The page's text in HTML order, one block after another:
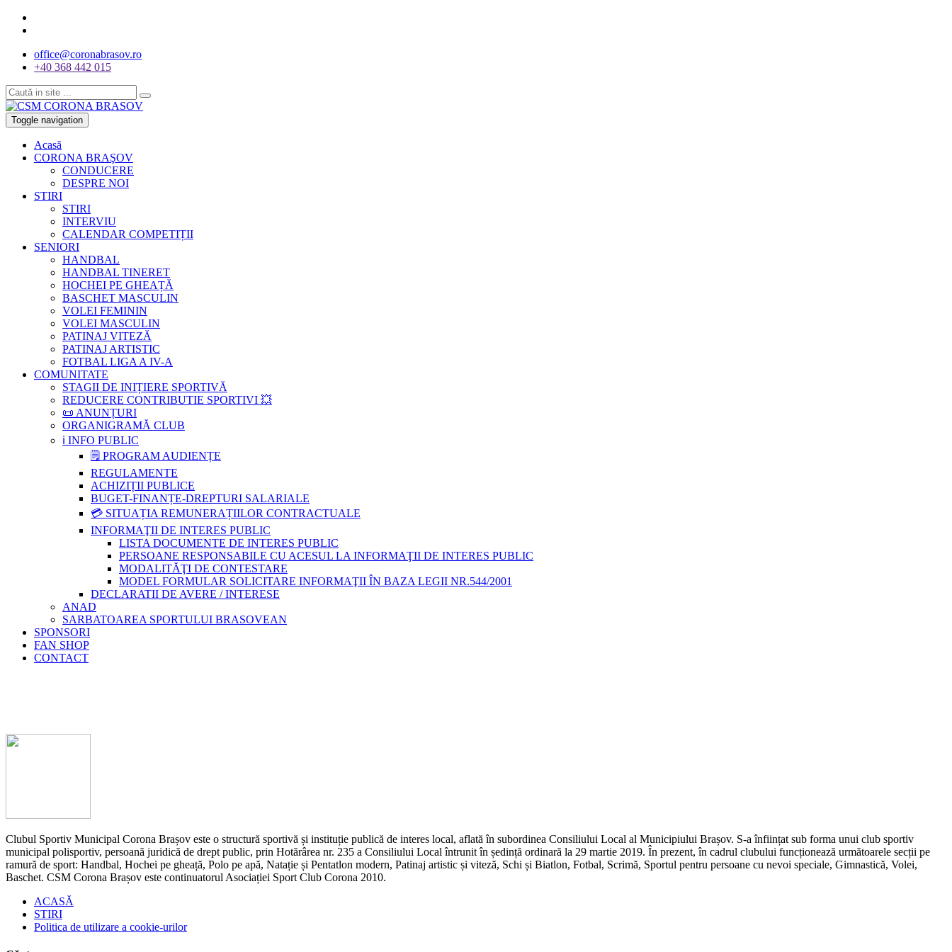
office@coronabrasov.ro
+40 368 442 015
Toggle navigation
Acasă
CORONA BRAŞOV
CONDUCERE
DESPRE NOI
STIRI
STIRI
INTERVIU
CALENDAR COMPETIȚII
SENIORI
HANDBAL
HANDBAL TINERET
HOCHEI PE GHEAȚĂ
BASCHET MASCULIN
VOLEI FEMININ
VOLEI MASCULIN
PATINAJ VITEZĂ
PATINAJ ARTISTIC
FOTBAL LIGA A IV-A
COMUNITATE
STAGII DE INIȚIERE SPORTIVĂ
REDUCERE CONTRIBUTIE SPORTIVI 💥
📜 ANUNȚURI
ORGANIGRAMĂ CLUB
ℹ️ INFO PUBLIC
🗒 PROGRAM AUDIENȚE
REGULAMENTE
ACHIZIȚII PUBLICE
BUGET-FINANȚE-DREPTURI SALARIALE
💳 SITUAȚIA REMUNERAȚIILOR CONTRACTUALE
INFORMAŢII DE INTERES PUBLIC
LISTA DOCUMENTE DE INTERES PUBLIC
PERSOANE RESPONSABILE CU ACESUL LA INFORMAŢII DE INTERES PUBLIC
MODALITĂŢI DE CONTESTARE
MODEL FORMULAR SOLICITARE INFORMAŢII ÎN BAZA LEGII NR.544/2001
DECLARATII DE AVERE / INTERESE
ANAD
SARBATOAREA SPORTULUI BRASOVEAN
SPONSORI
FAN SHOP
CONTACT
Clubul Sportiv Municipal Corona Brașov este o structură sportivă și instituție publică de interes local, aflată în subordinea Consiliului Local al Municipiului Brașov. S-a înființat sub forma unui club sportiv
municipal polisportiv, persoană juridică de drept public, prin Hotărârea nr. 235 a Consiliului Local întrunit în ședință ordinară la 29 martie 2019. În prezent, în cadrul clubului funcționează următoarele secții pe
ramură de sport: Handbal, Hochei pe gheață, Polo pe apă, Natație și Pentatlon modern, Patinaj artistic și viteză, Schi și Biatlon, Fotbal, Scrimă, Sportul pentru persoane cu nevoi speciale, Gimnastică, Volei,
Baschet. CSM Corona Brașov este continuatorul Asociației Sport Club Corona 2010.
ACASĂ
STIRI
Politica de utilizare a cookie-urilor